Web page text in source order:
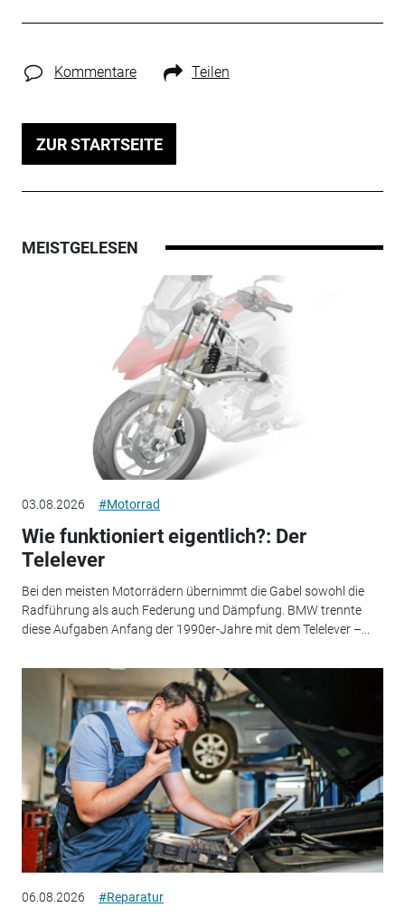
Kommentare Teilen
ZUR STARTSEITE
MEISTGELESEN
03.08.2026 #Motorrad
Wie funktioniert eigentlich?: Der
Telelever
Bei den meisten Motorrädern übernimmt die Gabel sowohl die
Radführung als auch Federung und Dämpfung. BMW trennte
diese Aufgaben Anfang der 1990er-Jahre mit dem Telelever –...
06.08.2026 #Reparatur